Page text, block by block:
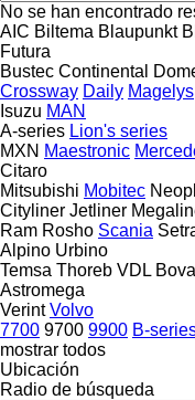
No se han encontrado
AIC Biltema Blaupunkt
Futura
Bustec Continental
Crossway Daily Magelys
Isuzu MAN
A-series Lion's series
MXN Maestronic
Citaro
Mitsubishi Mobitec
Cityliner Jetliner
Ram Rosho Scania
Alpino Urbino
Temsa Thoreb VDL Bova
Astromega
Verint Volvo
7700 9700 9900 B-
mostrar todos
Ubicación
Radio de búsqueda